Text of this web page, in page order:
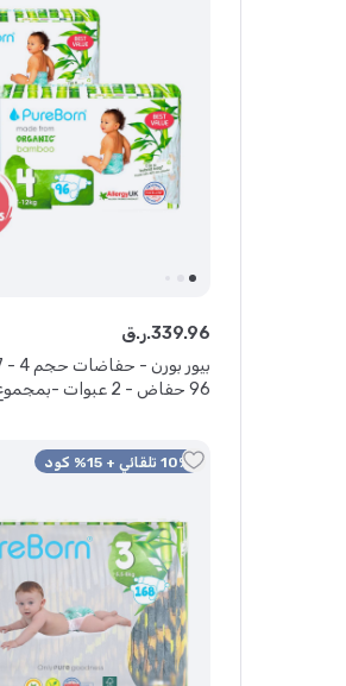
ر.ق.339.96
10% تلقائي + 15% كود